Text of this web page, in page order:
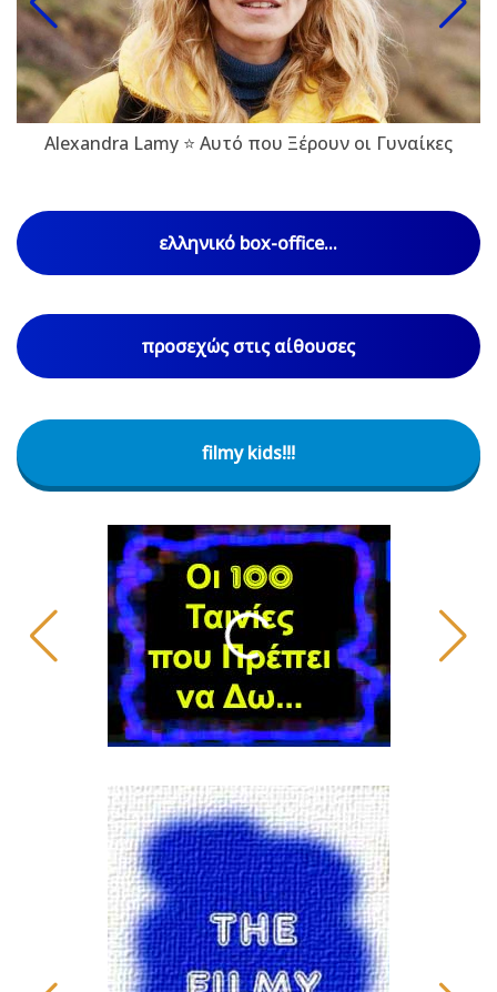
Alexandra Lamy ⭐ Αυτό που Ξέρουν οι Γυναίκες
ελληνικό box-office...
προσεχώς στις αίθουσες
filmy kids!!!